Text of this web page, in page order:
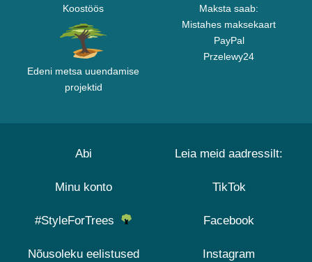
Koostöös
Edeni metsa uuendamise
projektid
Maksta saab:
Mistahes maksekaart
PayPal
Przelewy24
Abi
Minu konto
#StyleForTrees
Nõusoleku eelistused
Leia meid aadressilt:
TikTok
Facebook
Instagram